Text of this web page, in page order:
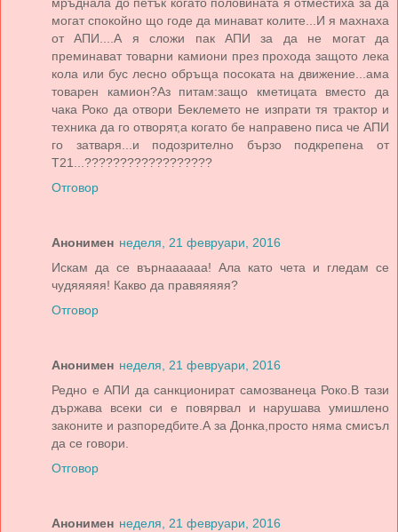
мръднала до петък когато половината я отместиха за да
могат спокойно що годе да минават колите...И я махнаха
от АПИ....А я сложи пак АПИ за да не могат да
преминават товарни камиони през прохода защото лека
кола или бус лесно обръща посоката на движение...ама
товарен камион?Аз питам:защо кметицата вместо да
чака Роко да отвори Беклемето не изпрати тя трактор и
техника да го отворят,а когато бе направено писа че АПИ
го затваря...и подозрително бързо подкрепена от
Т21...??????????????????
Отговор
Анонимен неделя, 21 февруари, 2016
Искам да се върнаааааа! Ала като чета и гледам се
чудяяяяя! Какво да правяяяяя?
Отговор
Анонимен неделя, 21 февруари, 2016
Редно е АПИ да санкционират самозванеца Роко.В тази
държава всеки си е повярвал и нарушава умишлено
законите и разпоредбите.А за Донка,просто няма смисъл
да се говори.
Отговор
Анонимен неделя, 21 февруари, 2016